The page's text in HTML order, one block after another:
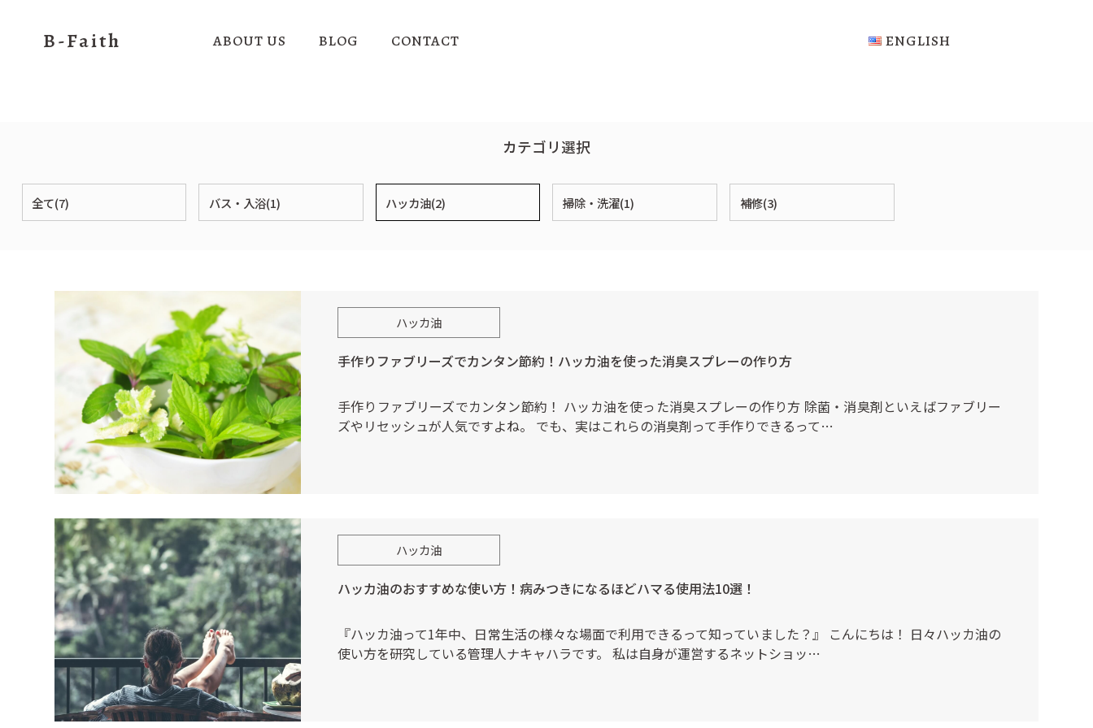
B-Faith ABOUT US BLOG CONTACT ENGLISH
カテゴリ選択
全て(7) バス・入浴(1) ハッカ油(2) 掃除・洗濯(1) 補修(3)
ハッカ油
手作りファブリーズでカンタン節約！ハッカ油を使った消臭スプレーの作り方
手作りファブリーズでカンタン節約！ ハッカ油を使った消臭スプレーの作り方 除菌・消臭剤といえばファブリー
ズやリセッシュが人気ですよね。 でも、実はこれらの消臭剤って手作りできるって…
ハッカ油
ハッカ油のおすすめな使い方！病みつきになるほどハマる使用法10選！
『ハッカ油って1年中、日常生活の様々な場面で利用できるって知っていました？』 こんにちは！ 日々ハッカ油の
使い方を研究している管理人ナキャハラです。 私は自身が運営するネットショッ…
B-Faith
Contact